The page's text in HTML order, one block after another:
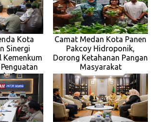
Kota
Sinergi
Kemenkum
Per
Camat Medan Kota Panen
Pakcoy Hidroponik,
Dorong Ketahanan Pangan
Masyarakat